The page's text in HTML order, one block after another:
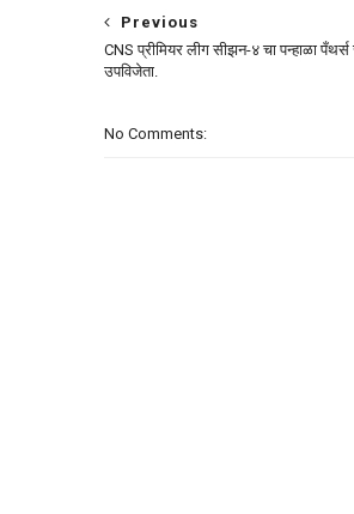
Previous
CNS प्रीमियर लीग सीझन-४ चा पन्हाळा
उपविजेता.
No Comments: